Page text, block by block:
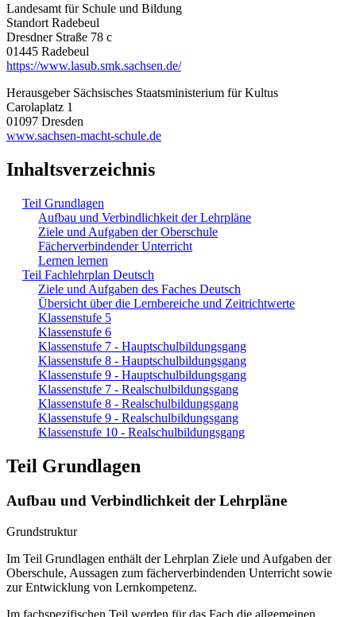
Landesamt für Schule und Bildung
Standort Radebeul
Dresdner Straße 78 c
01445 Radebeul
https://www.lasub.smk.sachsen.de/
Herausgeber Sächsisches Staatsministerium für Kultus
Carolaplatz 1
01097 Dresden
www.sachsen-macht-schule.de
Inhaltsverzeichnis
Teil Grundlagen
Aufbau und Verbindlichkeit der Lehrpläne
Ziele und Aufgaben der Oberschule
Fächerverbindender Unterricht
Lernen lernen
Teil Fachlehrplan Deutsch
Ziele und Aufgaben des Faches Deutsch
Übersicht über die Lernbereiche und Zeitrichtwerte
Klassenstufe 5
Klassenstufe 6
Klassenstufe 7 - Hauptschulbildungsgang
Klassenstufe 8 - Hauptschulbildungsgang
Klassenstufe 9 - Hauptschulbildungsgang
Klassenstufe 7 - Realschulbildungsgang
Klassenstufe 8 - Realschulbildungsgang
Klassenstufe 9 - Realschulbildungsgang
Klassenstufe 10 - Realschulbildungsgang
Teil Grundlagen
Aufbau und Verbindlichkeit der Lehrpläne
Grundstruktur
Im Teil Grundlagen enthält der Lehrplan Ziele und Aufgaben der
Oberschule, Aussagen zum fächerverbindenden Unterricht sowie
zur Entwicklung von Lernkompetenz.